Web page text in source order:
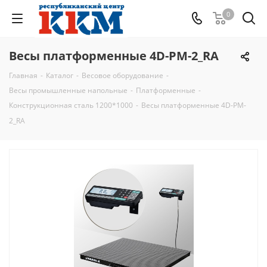
0
Весы платформенные 4D-PM-2_RA
Главная - Каталог - Весовое оборудование -
Весы промышленные напольные - Платформенные -
Конструкционная сталь 1200*1000 - Весы платформенные 4D-PM-
2_RA